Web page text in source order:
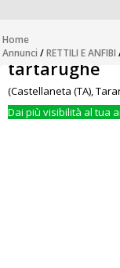
Home
Annunci /RETTILI E ANFIBI
tartarughe
(Castellaneta (TA),
Dai più visibilità al tua